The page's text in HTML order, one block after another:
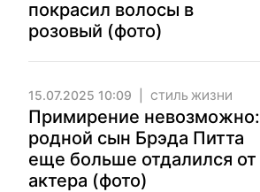
покрасил волосы в
розовый (фото)
15.07.2025 10:09 СТИЛЬ ЖИЗНИ
Примирение невозможно:
родной сын Брэда Питта
еще больше отдалился от
актера (фото)